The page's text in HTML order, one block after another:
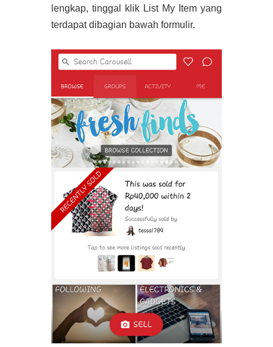
lengkap, tinggal klik List My Item yang
terdapat dibagian bawah formulir.